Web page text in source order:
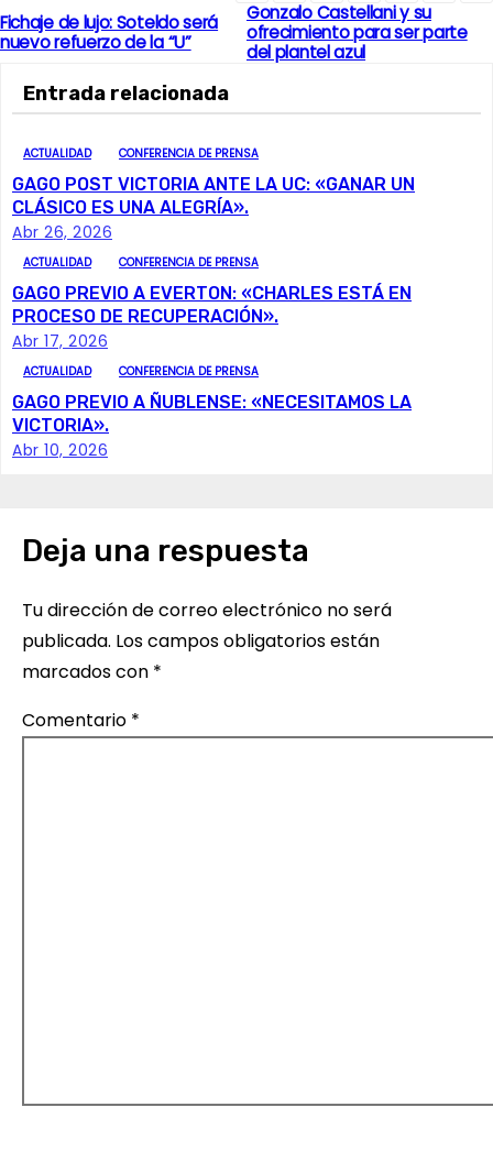
N
v
g
c
ó
n
Gonzalo Castellani y su
ofrecimiento para ser parte
del plantel azul
Fichaje de lujo: Soteldo será
nuevo refuerzo de la “U”
Entrada relacionada
ACTUALIDAD CONFERENCIA DE PRENSA
GAGO POST VICTORIA ANTE LA UC: «GANAR UN
CLÁSICO ES UNA ALEGRÍA».
Abr 26, 2026
ACTUALIDAD CONFERENCIA DE PRENSA
GAGO PREVIO A EVERTON: «CHARLES ESTÁ EN
PROCESO DE RECUPERACIÓN».
Abr 17, 2026
ACTUALIDAD CONFERENCIA DE PRENSA
GAGO PREVIO A ÑUBLENSE: «NECESITAMOS LA
VICTORIA».
Abr 10, 2026
Deja una respuesta
Tu dirección de correo electrónico no será
publicada. Los campos obligatorios están
marcados con *
Comentario *